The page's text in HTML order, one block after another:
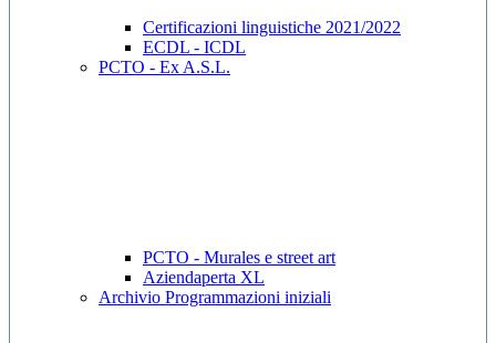
Certificazioni linguistiche 2021/2022
ECDL - ICDL
PCTO - Ex A.S.L.
PCTO - Murales e street art
Aziendaperta XL
Archivio Programmazioni iniziali